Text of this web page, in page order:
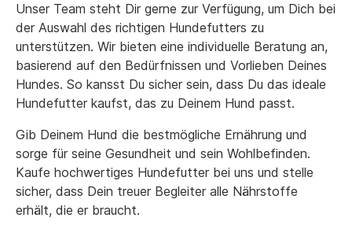
Unser Team steht Dir gerne zur Verfügung, um Dich bei
der Auswahl des richtigen Hundefutters zu
unterstützen. Wir bieten eine individuelle Beratung an,
basierend auf den Bedürfnissen und Vorlieben Deines
Hundes. So kansst Du sicher sein, dass Du das ideale
Hundefutter kaufst, das zu Deinem Hund passt.
Gib Deinem Hund die bestmögliche Ernährung und
sorge für seine Gesundheit und sein Wohlbefinden.
Kaufe hochwertiges Hundefutter bei uns und stelle
sicher, dass Dein treuer Begleiter alle Nährstoffe
erhält, die er braucht.